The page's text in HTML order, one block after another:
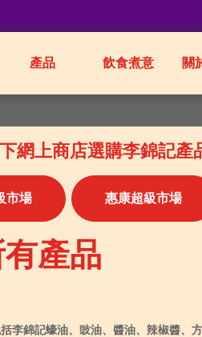
產品 飲食煮意 關
網上商店選購李錦記產
市場 惠康超級市場
產品
李錦記蠔油、豉油、醬油、辣椒醬、